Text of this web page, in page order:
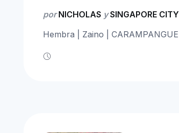
porNICHOLAS ySINGAPORE CITY
Hembra | Zaino | CARAMPANGUE